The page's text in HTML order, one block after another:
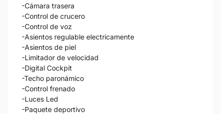
-Cámara trasera
-Control de crucero
-Control de voz
-Asientos regulable electricamente
-Asientos de piel
-Limitador de velocidad
-Digital Cockpit
-Techo paronámico
-Control frenado
-Luces Led
-Paquete deportivo